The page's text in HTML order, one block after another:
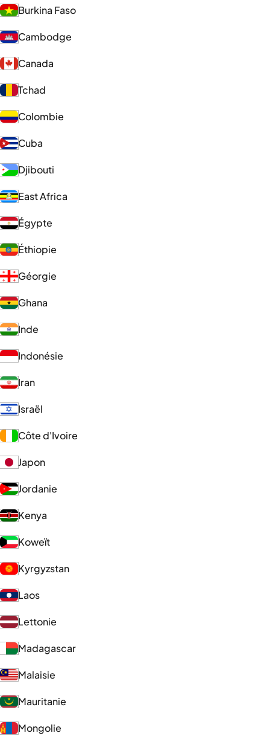
Burkina Faso
Cambodge
Canada
Tchad
Colombie
Cuba
Djibouti
East Africa
Égypte
Éthiopie
Géorgie
Ghana
Inde
Indonésie
Iran
Israël
Côte d'Ivoire
Japon
Jordanie
Kenya
Koweït
Kyrgyzstan
Laos
Lettonie
Madagascar
Malaisie
Mauritanie
Mongolie